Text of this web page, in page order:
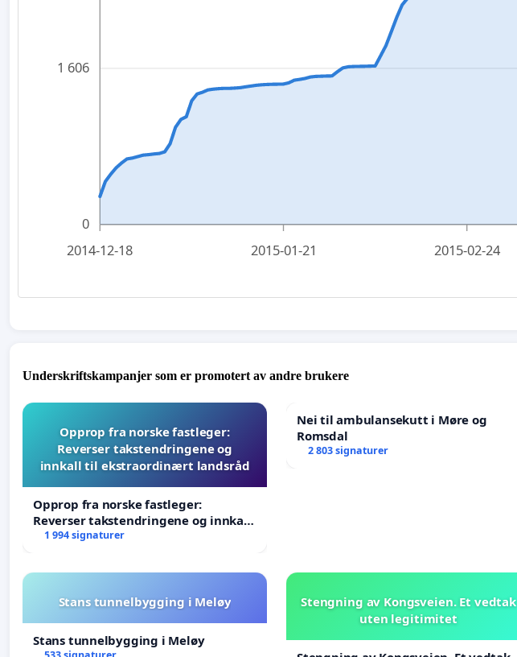
0
1 606
2014-12-18 2015-01-21 2015-02-24
Underskriftskampanjer som er promotert av andre brukere
Opprop fra norske fastleger:
Reverser takstendringene og
innkall til ekstraordinært landsråd
Opprop fra norske fastleger:
Reverser takstendringene og innkall
til ekstraordinært landsråd
1 994 signaturer
Nei til ambulansekutt i Møre og
Romsdal
2 803 signaturer
Stans tunnelbygging i Meløy
Stans tunnelbygging i Meløy
Stengning av Kongsveien. Et vedtak
uten legitimitet